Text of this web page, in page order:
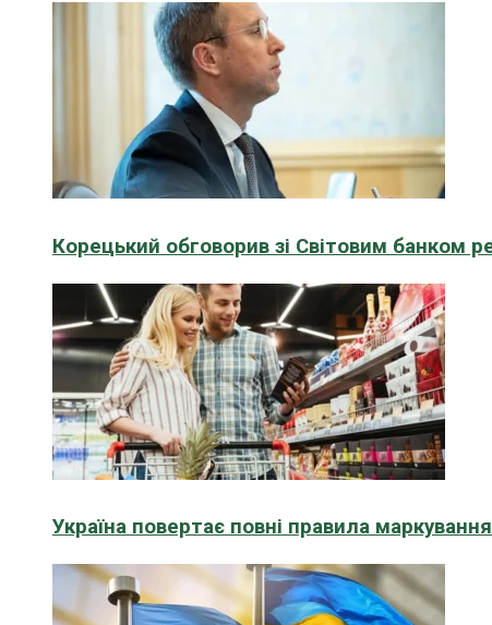
Корецький обговорив зі Світовим банком
Україна повертає повні правила